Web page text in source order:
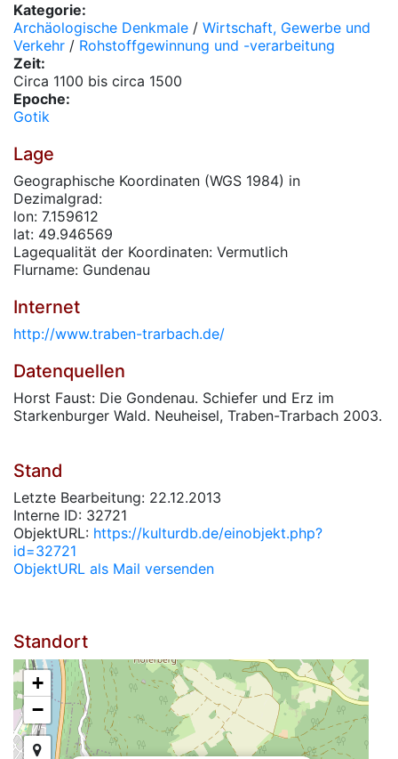
Kategorie:
Archäologische Denkmale / Wirtschaft, Gewerbe und
Verkehr / Rohstoffgewinnung und -verarbeitung
Zeit:
Circa 1100 bis circa 1500
Epoche:
Gotik
Lage
Geographische Koordinaten (WGS 1984) in
Dezimalgrad:
lon: 7.159612
lat: 49.946569
Lagequalität der Koordinaten: Vermutlich
Flurname: Gundenau
Internet
http://www.traben-trarbach.de/
Datenquellen
Horst Faust: Die Gondenau. Schiefer und Erz im
Starkenburger Wald. Neuheisel, Traben-Trarbach 2003.
Stand
Letzte Bearbeitung: 22.12.2013
Interne ID: 32721
ObjektURL: https://kulturdb.de/einobjekt.php?
id=32721
ObjektURL als Mail versenden
Standort
+
−